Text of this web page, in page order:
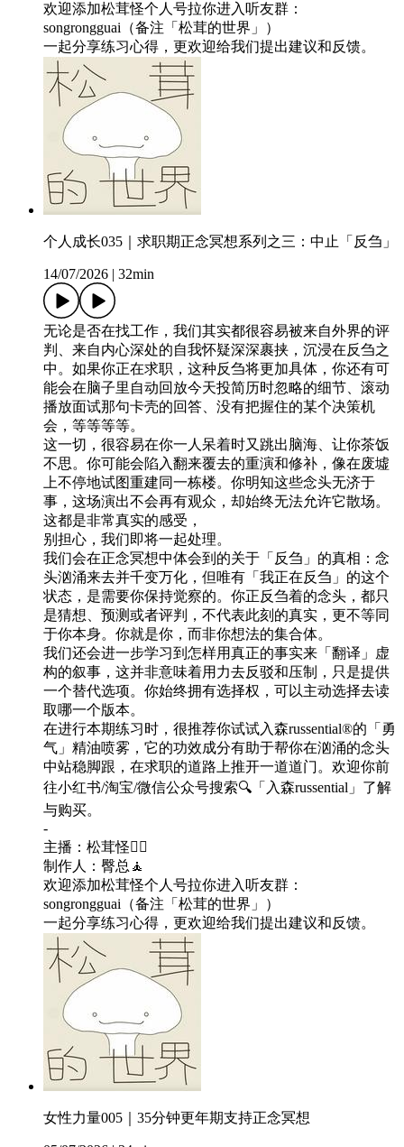
欢迎添加松茸怪个人号拉你进入听友群：
songrongguai（备注「松茸的世界」）
一起分享练习心得，更欢迎给我们提出建议和反馈。
个人成长035｜求职期正念冥想系列之三：中止「反刍」
14/07/2026 32min
无论是否在找工作，我们其实都很容易被来自外界的评
判、来自内心深处的自我怀疑深深裹挟，沉浸在反刍之
中。如果你正在求职，这种反刍将更加具体，你还有可
能会在脑子里自动回放今天投简历时忽略的细节、滚动
播放面试那句卡壳的回答、没有把握住的某个决策机
会，等等等等。
这一切，很容易在你一人呆着时又跳出脑海、让你茶饭
不思。你可能会陷入翻来覆去的重演和修补，像在废墟
上不停地试图重建同一栋楼。你明知这些念头无济于
事，这场演出不会再有观众，却始终无法允许它散场。
这都是非常真实的感受，
别担心，我们即将一起处理。
我们会在正念冥想中体会到的关于「反刍」的真相：念
头汹涌来去并千变万化，但唯有「我正在反刍」的这个
状态，是需要你保持觉察的。你正反刍着的念头，都只
是猜想、预测或者评判，不代表此刻的真实，更不等同
于你本身。你就是你，而非你想法的集合体。
我们还会进一步学习到怎样用真正的事实来「翻译」虚
构的叙事，这并非意味着用力去反驳和压制，只是提供
一个替代选项。你始终拥有选择权，可以主动选择去读
取哪一个版本。
在进行本期练习时，很推荐你试试入森russential®️的「勇
气」精油喷雾，它的功效成分有助于帮你在汹涌的念头
中站稳脚跟，在求职的道路上推开一道道门。欢迎你前
往小红书/淘宝/微信公众号搜索🔍「入森russential」了解
与购买。
-
主播：松茸怪🧘‍♀️
制作人：臀总🧘
欢迎添加松茸怪个人号拉你进入听友群：
songrongguai（备注「松茸的世界」）
一起分享练习心得，更欢迎给我们提出建议和反馈。
女性力量005｜35分钟更年期支持正念冥想